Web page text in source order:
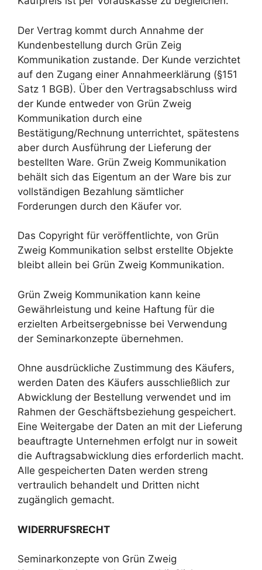
Der Vertrag kommt durch Annahme der
Kundenbestellung durch Grün Zeig
Kommunikation zustande. Der Kunde verzichtet
auf den Zugang einer Annahmeerklärung (§151
Satz 1 BGB). Über den Vertragsabschluss wird
der Kunde entweder von Grün Zweig
Kommunikation durch eine
Bestätigung/Rechnung unterrichtet, spätestens
aber durch Ausführung der Lieferung der
bestellten Ware. Grün Zweig Kommunikation
behält sich das Eigentum an der Ware bis zur
vollständigen Bezahlung sämtlicher
Forderungen durch den Käufer vor.
Das Copyright für veröffentlichte, von Grün
Zweig Kommunikation selbst erstellte Objekte
bleibt allein bei Grün Zweig Kommunikation.
Grün Zweig Kommunikation kann keine
Gewährleistung und keine Haftung für die
erzielten Arbeitsergebnisse bei Verwendung
der Seminarkonzepte übernehmen.
Ohne ausdrückliche Zustimmung des Käufers,
werden Daten des Käufers ausschließlich zur
Abwicklung der Bestellung verwendet und im
Rahmen der Geschäftsbeziehung gespeichert.
Eine Weitergabe der Daten an mit der Lieferung
beauftragte Unternehmen erfolgt nur in soweit
die Auftragsabwicklung dies erforderlich macht.
Alle gespeicherten Daten werden streng
vertraulich behandelt und Dritten nicht
zugänglich gemacht.
WIDERRUFSRECHT
Seminarkonzepte von Grün Zweig